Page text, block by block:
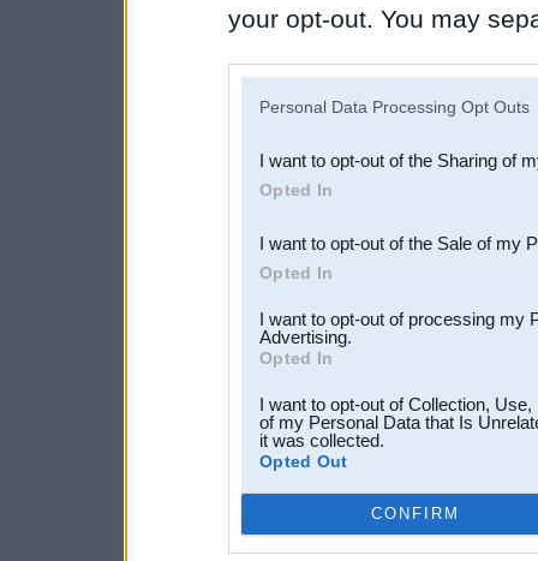
your opt-out. You may
Downstream Participants
third parties.
Personal Data Processing Opt Outs
I want to opt-out of the Sharing of
Opted In
I want to opt-out of the Sale of my
Opted In
I want to opt-out of processing my
Advertising.
Opted In
I want to opt-out of Collection,
of my Personal Data that Is
it was collected.
Opted Out
CONFIRM